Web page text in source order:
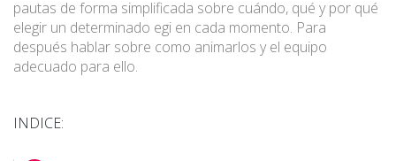
pautas de forma simplificada sobre cuándo, qué y por qué
elegir un determinado egi en cada momento. Para
después hablar sobre como animarlos y el equipo
adecuado para ello.
INDICE: